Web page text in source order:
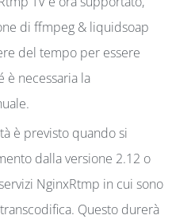
di ffmpeg & liquidsoap
del tempo per essere
è necessaria la
è previsto quando si
dalla versione 2.12 o
NginxRtmp in cui sono
Questo durerà